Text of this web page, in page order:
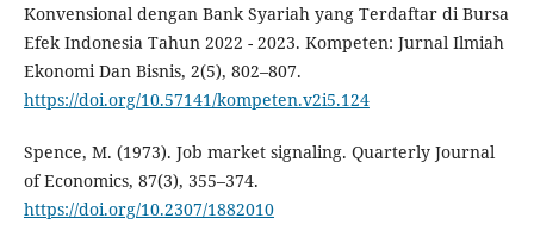
Konvensional dengan Bank Syariah yang Terdaftar di Bursa
Efek Indonesia Tahun 2022 - 2023. Kompeten: Jurnal Ilmiah
Ekonomi Dan Bisnis, 2(5), 802–807.
https://doi.org/10.57141/kompeten.v2i5.124
Spence, M. (1973). Job market signaling. Quarterly Journal
of Economics, 87(3), 355–374.
https://doi.org/10.2307/1882010